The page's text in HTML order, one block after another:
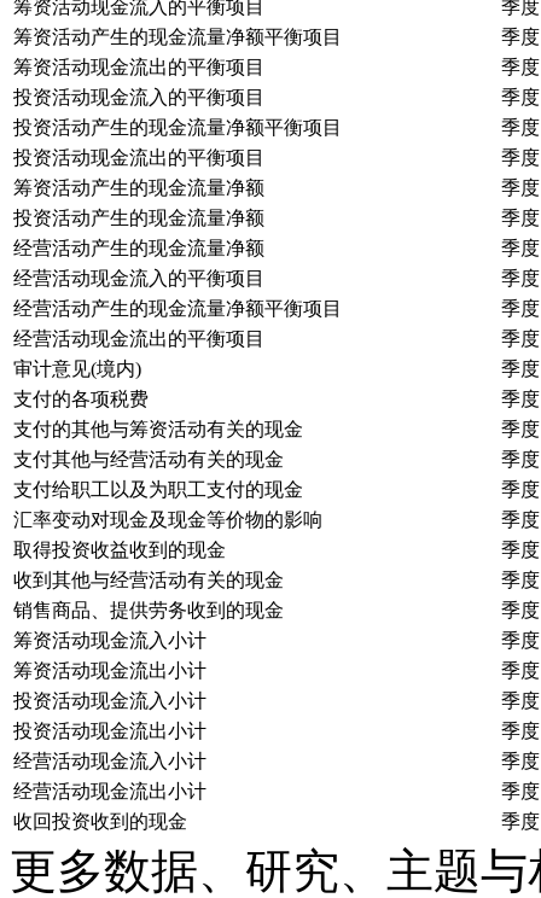
筹资活动现金流入的平衡项目
季度
筹资活动产生的现金流量净额平衡项目
季度
筹资活动现金流出的平衡项目
季度
投资活动现金流入的平衡项目
季度
投资活动产生的现金流量净额平衡项目
季度
投资活动现金流出的平衡项目
季度
筹资活动产生的现金流量净额
季度
投资活动产生的现金流量净额
季度
经营活动产生的现金流量净额
季度
经营活动现金流入的平衡项目
季度
经营活动产生的现金流量净额平衡项目
季度
经营活动现金流出的平衡项目
季度
审计意见(境内)
季度
支付的各项税费
季度
支付的其他与筹资活动有关的现金
季度
支付其他与经营活动有关的现金
季度
支付给职工以及为职工支付的现金
季度
汇率变动对现金及现金等价物的影响
季度
取得投资收益收到的现金
季度
收到其他与经营活动有关的现金
季度
销售商品、提供劳务收到的现金
季度
筹资活动现金流入小计
季度
筹资活动现金流出小计
季度
投资活动现金流入小计
季度
投资活动现金流出小计
季度
经营活动现金流入小计
季度
经营活动现金流出小计
季度
收回投资收到的现金
季度
更多数据、研究、主题